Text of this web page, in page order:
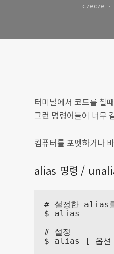
czecze
터미널에서 코드를 칠
그런 명령어들이 너무
컴퓨터를 포멧하거나
alias 명령 /
# 설정한 alias
$ alias
# 설정
$ alias [ 옵션